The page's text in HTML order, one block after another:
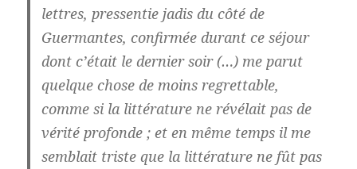
lettres, pressentie jadis du côté de
Guermantes, confirmée durant ce séjour
dont c’était le dernier soir (…) me parut
quelque chose de moins regrettable,
comme si la littérature ne révélait pas de
vérité profonde ; et en même temps il me
semblait triste que la littérature ne fût pas